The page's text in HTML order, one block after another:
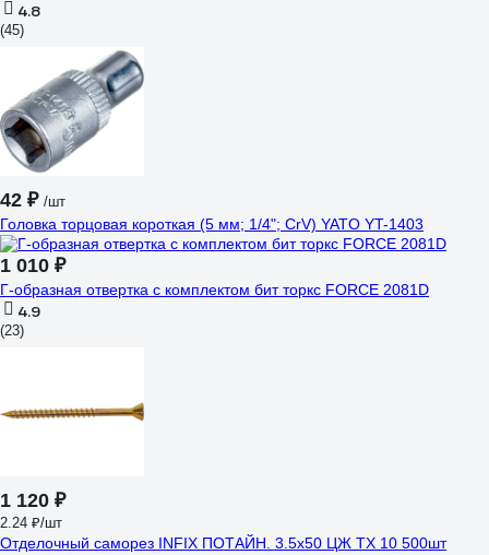
4.8
(45)
42 ₽ /шт
Головка торцовая короткая (5 мм; 1/4"; CrV) YATO YT-1403
1 010 ₽
Г-образная отвертка с комплектом бит торкс FORCE 2081D
4.9
(23)
1 120 ₽
2.24 ₽/шт
Отделочный саморез INFIX ПОТАЙН. 3.5х50 ЦЖ TX 10 500шт